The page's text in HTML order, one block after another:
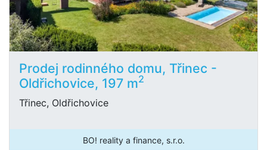
Prodej rodinného domu, Třinec -
Oldřichovice, 197 m2
Třinec, Oldřichovice
BO! reality a finance, s.r.o.